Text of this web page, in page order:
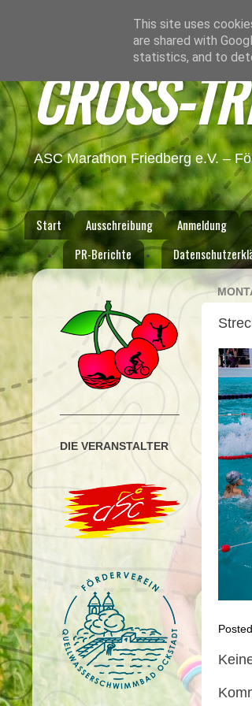
CROSS-
ASC Marathon Friedberg e.V. –
Start Ausschreibung Anmeldung
PR-Berichte
DIE VERANSTALTER
This site uses
are shared with
statistics, and to